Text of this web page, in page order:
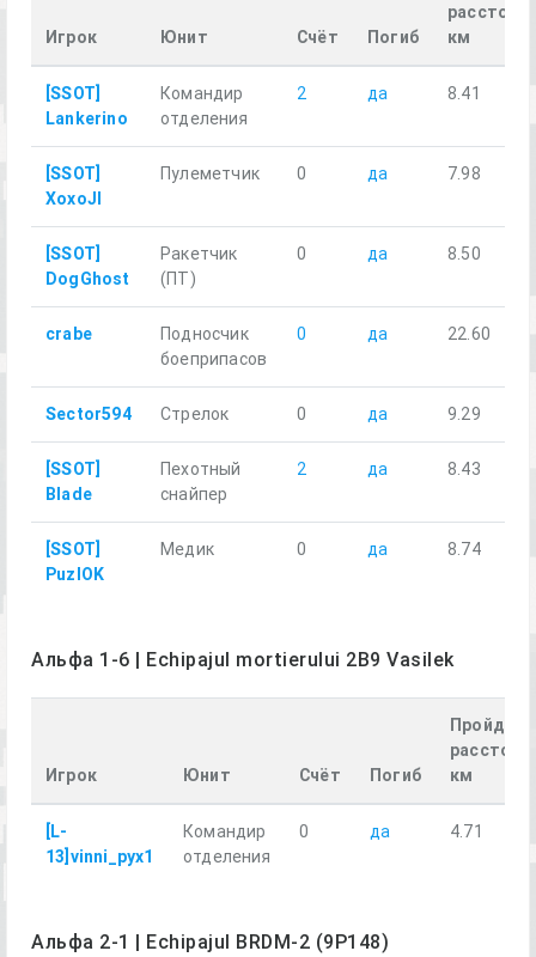
Игрок Юнит Счёт Погиб
км
[SSOT]
Lankerino
Командир
отделения
2 да 8.41
[SSOT]
XoxoJI
Пулеметчик 0 да 7.98
[SSOT]
DogGhost
Ракетчик
(ПТ)
0 да 8.50
crabe
Подносчик
боеприпасов
0 да 22.60
Sector594 Стрелок 0 да 9.29
[SSOT]
Blade
Пехотный
снайпер
2 да 8.43
[SSOT]
PuzlOK
Медик 0 да 8.74
Альфа 1-6 | Echipajul mortierului 2B9 Vasilek
Игрок Юнит Счёт Погиб
км
[L-
13]vinni_pyx1
Командир
отделения
0 да 4.71
Альфа 2-1 | Echipajul BRDM-2 (9P148)